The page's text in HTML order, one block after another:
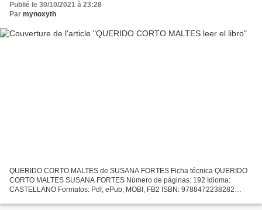
Publié le 30/10/2021 à 23:28
Par mynoxyth
QUERIDO CORTO MALTES de SUSANA FORTES Ficha técnica QUERIDO
CORTO MALTES SUSANA FORTES Número de páginas: 192 Idioma:
CASTELLANO Formatos: Pdf, ePub, MOBI, FB2 ISBN: 9788472238282
gratis...